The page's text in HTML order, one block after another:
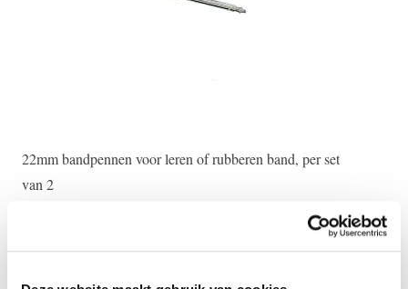
22mm bandpennen voor leren of rubberen band, per set
van 2